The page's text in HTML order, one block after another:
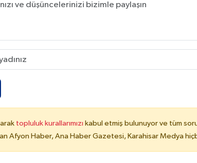
topluluk kurallarımızı kabul etmiş bulunuyor ve tüm
Afyon Haber, Ana Haber Gazetesi, Karahisar Medya